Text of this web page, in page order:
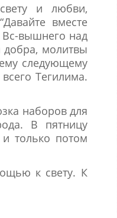
и любви,
вместе
Вс-вышнего над
молитвы
следующему
Тегилима.
наборов для
В пятницу
только потом
к свету. К